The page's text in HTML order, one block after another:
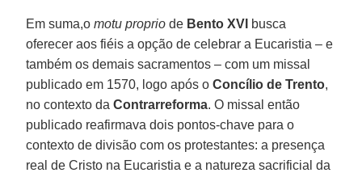
Em suma,omotu proprio de Bento XVI busca
oferecer aos fiéis a opção de celebrar a Eucaristia – e
também os demais sacramentos – com um missal
publicado em 1570, logo após oConcílio de Trento,
no contexto daContrarreforma. O missalentão
publicado reafirmava dois pontos-chave para o
contexto de divisão com os protestantes: a presença
real de Cristo na Eucaristia e a natureza sacrificial da